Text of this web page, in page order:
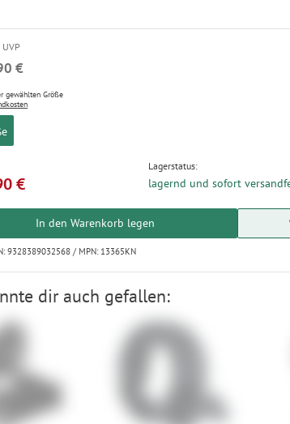
€
gewählten Größe
€
Lagerstatus:
lagernd und sofort
In den Warenkorb legen
9328389032568 / MPN: 13365KN
dir auch gefallen: